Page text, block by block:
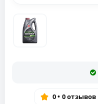
0 • 0 отзывов